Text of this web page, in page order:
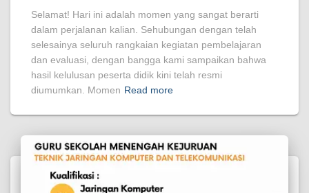
Selamat! Hari ini adalah momen yang sangat berarti
dalam perjalanan kalian. Sehubungan dengan telah
selesainya seluruh rangkaian kegiatan pembelajaran
dan evaluasi, dengan bangga kami sampaikan bahwa
hasil kelulusan peserta didik kini telah resmi
diumumkan. Momen Read more